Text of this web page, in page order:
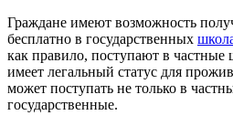
Граждане имеют возможность
бесплатно в государственных
как правило, поступают в
имеет легальный статус для
может поступать не только в
государственные.